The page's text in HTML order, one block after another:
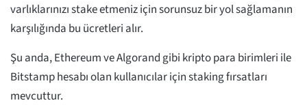
varlıklarınızı stake etmeniz için sorunsuz bir yol sağlamanın
karşılığında bu ücretleri alır.
Şu anda, Ethereum ve Algorand gibi kripto para birimleri ile
Bitstamp hesabı olan kullanıcılar için staking fırsatları
mevcuttur.